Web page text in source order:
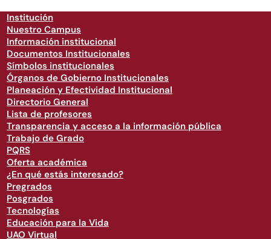
Institución
Nuestro Campus
Información institucional
Documentos Institucionales
Símbolos institucionales
Órganos de Gobierno Institucionales
Planeación y Efectividad Institucional
Directorio General
Lista de profesores
Transparencia y acceso a la información pública
Trabajo de Grado
PQRS
Oferta académica
¿En qué estás interesado?
Pregrados
Posgrados
Tecnologías
Educación para la Vida
UAO Virtual